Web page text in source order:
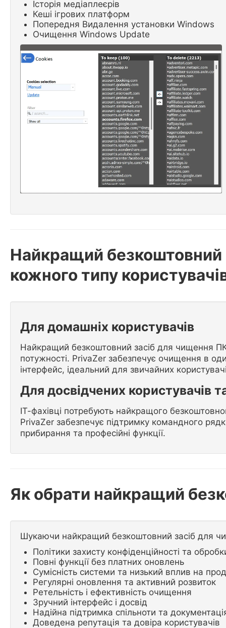
Історія медіаплеєрів
Кеші ігрових платформ
Попередня Видалення установки Windows
Очищення Windows Update
Найкращий
кожного типу
Для домашніх користувачів
Найкращий безкоштовний засіб для чищення
потужності. PrivaZer забезпечує очищення в
інтерфейс, ідеальний для звичайних
Для досвідчених користувачів
ІТ-фахівці потребують найкращого
PrivaZer забезпечує підтримку командного
прибирання та професійні функції.
Як обрати найкращий
Шукаючи найкращий безкоштовний засіб для
Політики захисту конфіденційності та
Повні функції без платних оновлень
Сумісність системи та низький вплив на
Регулярні оновлення та активний розвиток
Ретельність і ефективність очищення
Зручний інтерфейс і досвід
Надійна підтримка спільноти та
Доведена репутація та довіра користувачів